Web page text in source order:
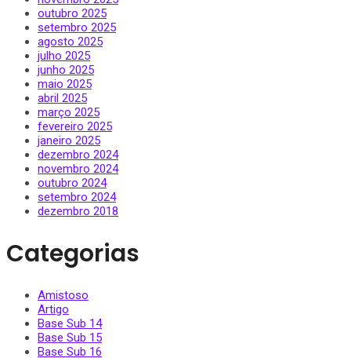
outubro 2025
setembro 2025
agosto 2025
julho 2025
junho 2025
maio 2025
abril 2025
março 2025
fevereiro 2025
janeiro 2025
dezembro 2024
novembro 2024
outubro 2024
setembro 2024
dezembro 2018
Categorias
Amistoso
Artigo
Base Sub 14
Base Sub 15
Base Sub 16